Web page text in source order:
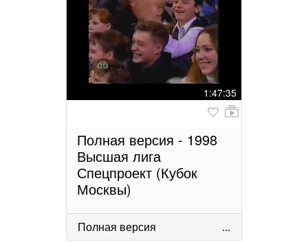
1:47:35
Полная версия - 1998
Высшая лига
Спецпроект (Кубок
Москвы)
Полная версия ...